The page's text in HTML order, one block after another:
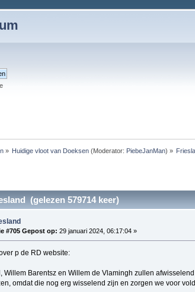
» Huidige vloot van Doeksen (Moderator: PiebeJanMan) »
(gelezen 579714 keer)
#705 Gepost op: 29 januari 2024, 06:17:04 »
p de RD website:
Willem Barentsz en Willem de Vlamingh zullen
omdat die nog erg wisselend zijn en zorgen we voor